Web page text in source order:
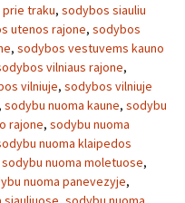
traku, sodybos siauliu
utenos rajone, sodybos
, sodybos vestuvems kauno
vilniaus rajone,
vilniuje, sodybos vilniuje
, sodybu nuoma kaune, sodybu
rajone, sodybu nuoma
nuoma klaipedos
sodybu nuoma moletuose,
nuoma panevezyje,